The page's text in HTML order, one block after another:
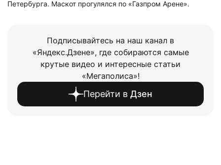
Петербурга. Маскот прогулялся по «Газпром Арене».
Подписывайтесь на наш канал в
«Яндекс.Дзене», где собираются самые
крутые видео и интересные статьи
«Мегаполиса»!
Перейти в Дзен